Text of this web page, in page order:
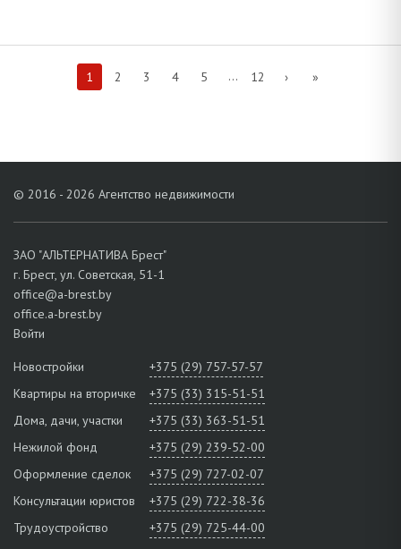
1 2 3 4 5 ... 12 › »
© 2016 - 2026 Агентство недвижимости
ЗАО "АЛЬТЕРНАТИВА Брест"
г. Брест, ул. Советская, 51-1
office@a-brest.by
office.a-brest.by
Войти
Новостройки
+375 (29) 757-57-57
Квартиры на вторичке
+375 (33) 315-51-51
Дома, дачи, участки
+375 (33) 363-51-51
Нежилой фонд
+375 (29) 239-52-00
Оформление сделок
+375 (29) 727-02-07
Консультации юристов
+375 (29) 722-38-36
Трудоустройство
+375 (29) 725-44-00